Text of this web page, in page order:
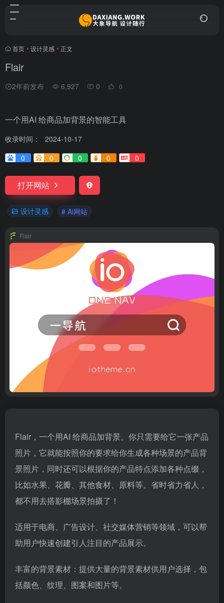
首页 • 设计灵感 • 正文
Flair
2年前发布 6,927 0 0
一个用AI 给商品加背景的智能工具
收录时间：
2024-10-17
0
0 0 0 0
打开网站
设计灵感 # Ai网站
Flair
Flair，一个用AI 给商品加背景。你只需要给它一张产品
照片，它就能按照你的要求给你生成各种场景的产品背
景照片，同时还可以根据你的产品特点添加各种点缀，
比如水果、花瓣、其他食材、原料等。省时省力省人，
都不用去搭影棚场景拍摄了！
适用于电商、广告设计、社交媒体营销等领域，可以帮
助用户快速创建引人注目的产品展示。
丰富的背景素材：提供大量的背景素材供用户选择，包
括颜色、纹理、图案和图片等。